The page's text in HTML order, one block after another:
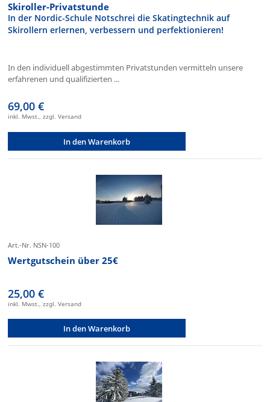
Skiroller-Privatstunde
In der Nordic-Schule Notschrei die Skatingtechnik auf
Skirollern erlernen, verbessern und perfektionieren!
In den individuell abgestimmten Privatstunden vermitteln unsere
erfahrenen und qualifizierten ...
69,00 €
inkl. Mwst., zzgl. Versand
In den Warenkorb
Art.-Nr. NSN-100
Wertgutschein über 25€
25,00 €
inkl. Mwst., zzgl. Versand
In den Warenkorb